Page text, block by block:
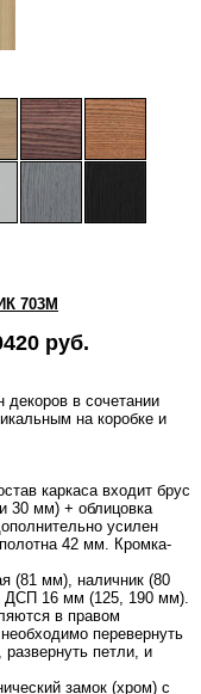
703М
руб.
в сочетании
на коробке и
каркаса входит брус
30 мм) + облицовка
усилен
42 мм. Кромка-
(81 мм), наличник (80
ДСП 16 мм (125, 190 мм).
в правом
перевернуть
развернуть петли, и
замок (хром) с